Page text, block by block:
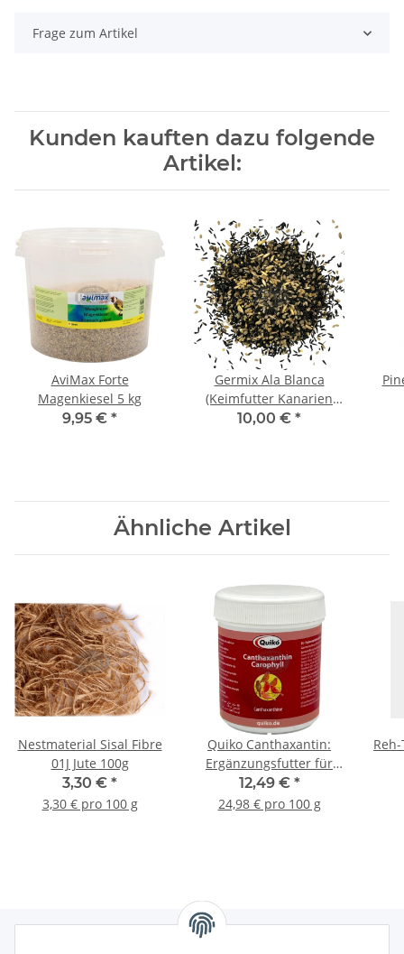
Frage zum Artikel
Kunden kauften dazu folgende
Artikel:
AviMax Forte
Magenkiesel 5 kg
9,95 € *
Germix Ala Blanca
(Keimfutter Kanarien
Mosaik/Weißflügel) 1kg
10,00 € *
Ähnliche Artikel
Nestmaterial Sisal Fibre
01J Jute 100g
3,30 € *
3,30 € pro 100 g
Quiko Canthaxantin:
Ergänzungsfutter für
Vögel mit Rotfärbung
50g
12,49 € *
24,98 € pro 100 g